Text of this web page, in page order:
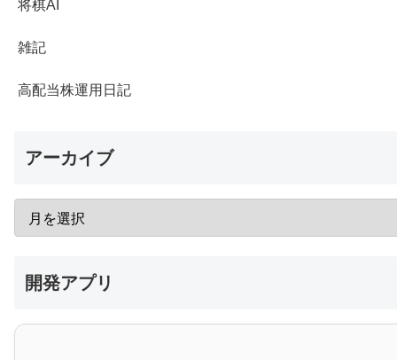
将棋AI
雑記
高配当株運用日記
アーカイブ
開発アプリ